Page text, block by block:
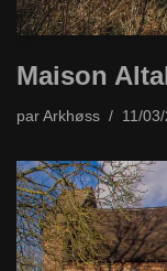
Maison
par Arkhøss 11/